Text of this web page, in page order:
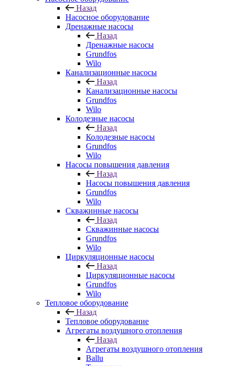
Назад
Насосное оборудование
Дренажные насосы
Назад
Дренажные насосы
Grundfos
Wilo
Канализационные насосы
Назад
Канализационные насосы
Grundfos
Wilo
Колодезные насосы
Назад
Колодезные насосы
Grundfos
Wilo
Насосы повышения давления
Назад
Насосы повышения давления
Grundfos
Wilo
Скважинные насосы
Назад
Скважинные насосы
Grundfos
Wilo
Циркуляционные насосы
Назад
Циркуляционные насосы
Grundfos
Wilo
Тепловое оборудование
Назад
Тепловое оборудование
Агрегаты воздушного отопления
Назад
Агрегаты воздушного отопления
Ballu